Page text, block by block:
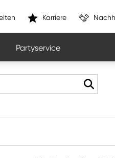
Karriere
Partyservice